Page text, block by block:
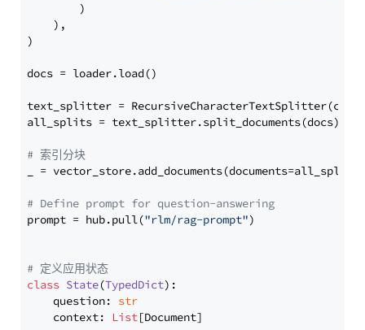
        )
    ),
)
docs = loader.load()
text_splitter =
all_splits = text_splitter.split_documents(docs)
# 索引分块
_ = vector_store.add_documents(documents=all_splits)
# Define prompt for question-answering
prompt = hub.pull("rlm/rag-prompt")
# 定义应用状态
class State(TypedDict):
    question:
str
    context:
List[Document]